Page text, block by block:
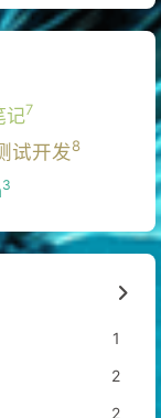
记7
试开发8
3
1
2
2